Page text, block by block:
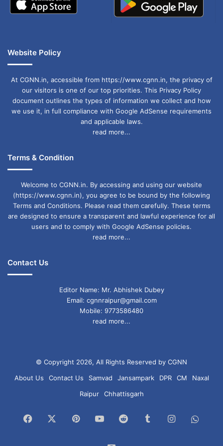
महाराष्ट्र:
मौतें: 17
कुल पॉजिटिव केस: 1,064
मौतें: 2
कुल पॉजिटिव केस: 662
दिल्ली:
सक्रिय केस: 457
कुल पॉजिटिव केस: 1,064
सक्रिय केस: 432
रिकवर: 66
कुल पॉजिटिव केस: 499
Website Policy
At CGNN.in, accessible from https://www.cgnn.in, the privacy of
our visitors is one of our top priorities. This Privacy Policy
document outlines the types of information we collect and how
we use it, in full compliance with Google AdSense requirements
and applicable laws.
read more...
Terms & Condition
Welcome to CGNN.in. By accessing and using our website
(https://www.cgnn.in), you agree to be bound by the following
Terms and Conditions. Please read them carefully. These terms
are designed to ensure a transparent and lawful experience for all
users and to comply with Google AdSense policies.
read more...
Contact Us
Editor Name: Mr. Abhishek Dubey
Email: cgnnraipur@gmail.com
Mobile: 9773586480
read more...
© Copyright 2026, All Rights Reserved by CGNN
About Us
Contact Us Samvad Jansampark DPR CM
Naxal
Raipur
Chhattisgarh
Facebook PinterestYouTubeReddit TumblrInstagram